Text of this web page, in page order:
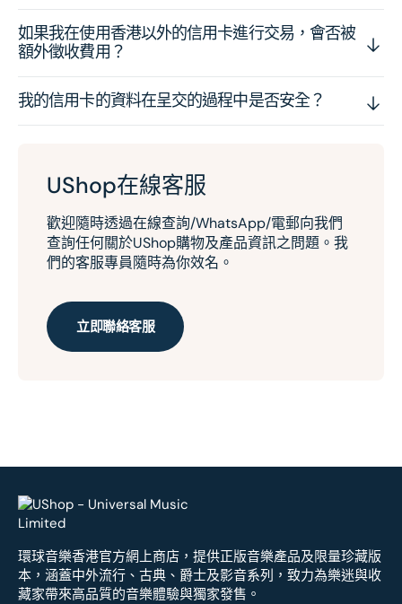
如果我在使用香港以外的信用卡進行交易，會否被
額外徵收費用？
我的信用卡的資料在呈交的過程中是否安全？
UShop在線客服
歡迎隨時透過在線查詢/WhatsApp/電郵向我們
查詢任何關於UShop購物及產品資訊之問題。我
們的客服專員隨時為你效名。
立即聯絡客服
環球音樂香港官方網上商店，提供正版音樂產品及限量珍藏版
本，涵蓋中外流行、古典、爵士及影音系列，致力為樂迷與收
藏家帶來高品質的音樂體驗與獨家發售。